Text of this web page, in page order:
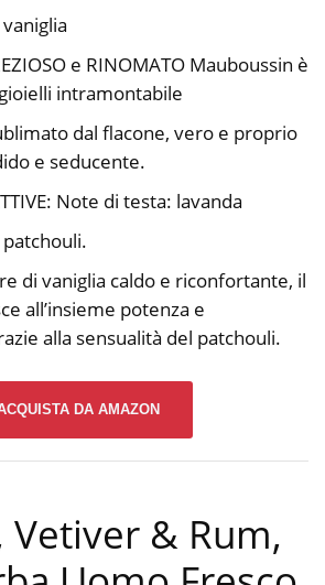
e RINOMATO Mauboussin è
intramontabile
dal flacone, vero e proprio
e seducente.
Note di testa: lavanda
di vaniglia caldo e riconfortante, il
all’insieme potenza e
alla sensualità del patchouli.
DA AMAZON
Vetiver & Rum,